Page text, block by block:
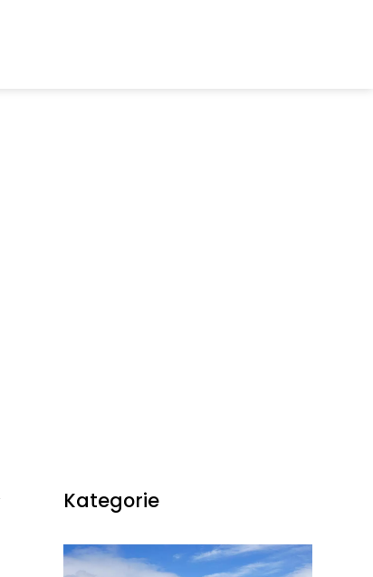
Kategorie